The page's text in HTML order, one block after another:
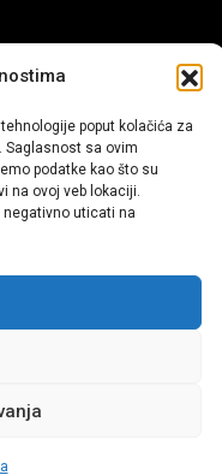
poput kolačića za
Saglasnost sa ovim
podatke kao što su
na ovoj veb lokaciji.
uticati na
koji donosi vijesti i
a i popularne kulture.
by profm.ba